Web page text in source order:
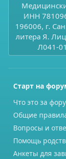
ИНН
196006, г.
литера Я.
Л041-
Старт на
Что это за
Общие
Вопросы и
Помощь
Анкеты для